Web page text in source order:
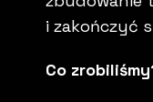
i zakończyć
Co